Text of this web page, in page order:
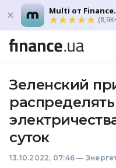
Multi от
Зеленский
суток
13.10.2022, 07:46 —